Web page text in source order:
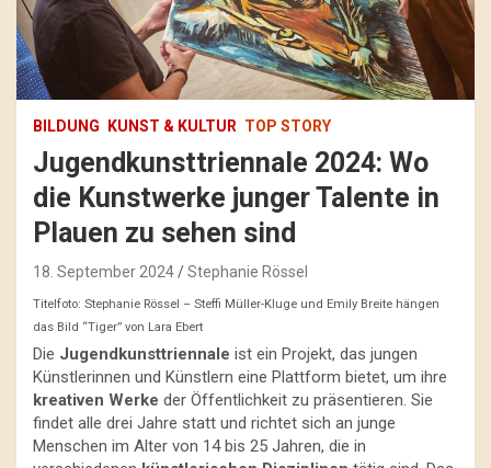
BILDUNG KUNST & KULTUR TOP STORY
Jugendkunsttriennale 2024: Wo
die Kunstwerke junger Talente in
Plauen zu sehen sind
18. September 2024 Stephanie Rössel
Titelfoto: Stephanie Rössel – Steffi Müller-Kluge und Emily Breite hängen
das Bild “Tiger” von Lara Ebert
Die Jugendkunsttriennale ist ein Projekt, das jungen
Künstlerinnen und Künstlern eine Plattform bietet, um ihre
kreativen Werke der Öffentlichkeit zu präsentieren. Sie
findet alle drei Jahre statt und richtet sich an junge
Menschen im Alter von 14 bis 25 Jahren, die in